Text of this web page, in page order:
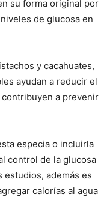
su forma original por
de glucosa en
y cacahuates,
ayudan a reducir el
a prevenir
especia o incluirla
control de la glucosa
estudios, además es
calorías al agua